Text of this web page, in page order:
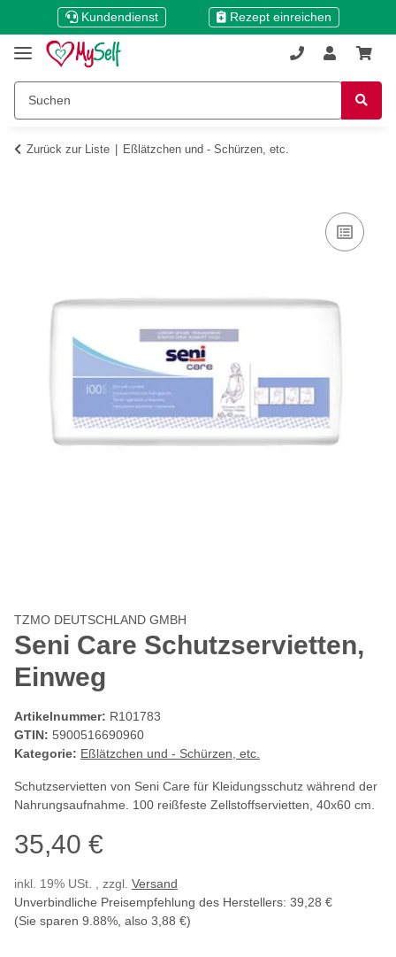
Kundendienst Rezept einreichen
Zurück zur Liste Eßlätzchen und - Schürzen, etc.
TZMO DEUTSCHLAND GMBH
Seni Care Schutzservietten,
Einweg
Artikelnummer: R101783
GTIN: 5900516690960
Kategorie: Eßlätzchen und - Schürzen, etc.
Schutzservietten von Seni Care für Kleidungsschutz während der
Nahrungsaufnahme. 100 reißfeste Zellstoffservietten, 40x60 cm.
35,40 €
inkl. 19% USt. , zzgl. Versand
Unverbindliche Preisempfehlung des Herstellers: 39,28 €
(Sie sparen 9.88% , also 3,88 €)